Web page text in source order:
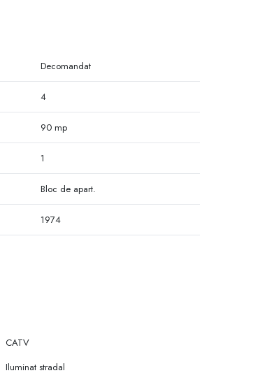
Decomandat
4
90 mp
1
Bloc de apart.
1974
CATV
Iluminat stradal